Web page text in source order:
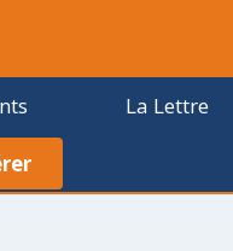
La Lettre